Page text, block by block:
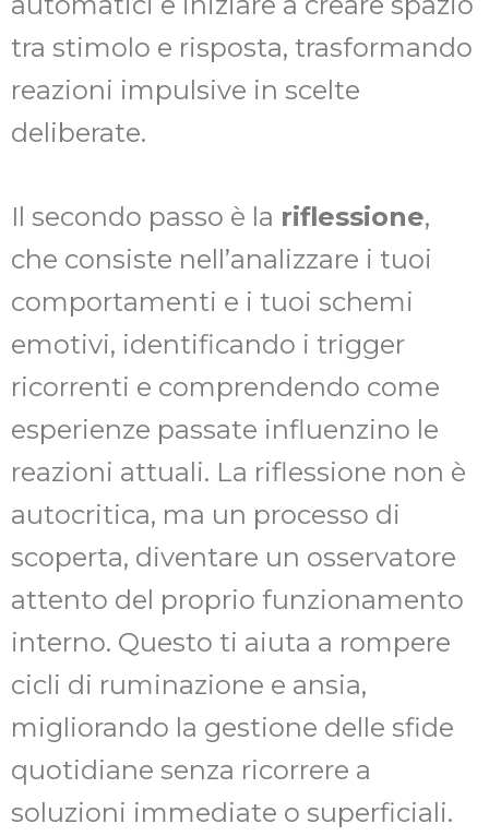
tra stimolo e risposta, trasformando
reazioni impulsive in scelte
deliberate.
Il secondo passo è la riflessione,
che consiste nell’analizzare i tuoi
comportamenti e i tuoi schemi
emotivi, identificando i trigger
ricorrenti e comprendendo come
esperienze passate influenzino le
reazioni attuali. La riflessione non è
autocritica, ma un processo di
scoperta, diventare un osservatore
attento del proprio funzionamento
interno. Questo ti aiuta a rompere
cicli di ruminazione e ansia,
migliorando la gestione delle sfide
quotidiane senza ricorrere a
soluzioni immediate o superficiali.